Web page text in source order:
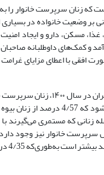
زنان سرپرست خانوار را
مسکن، دارو و ایجاد
و کمک‌های داوطلبانه
افقی با اعطای مزایای